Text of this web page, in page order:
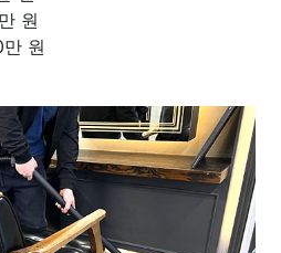
원
원